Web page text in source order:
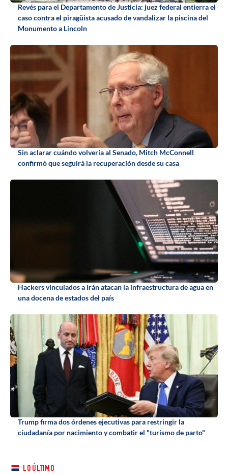
Revés para el Departamento de Justicia: juez federal entierra el
caso contra el piragüista acusado de vandalizar la piscina del
Monumento a Lincoln
Sin aclarar cuándo volvería al Senado, Mitch McConnell
confirmó que seguirá la recuperación desde su casa
Hackers vinculados a Irán atacan la infraestructura de agua en
una docena de estados del país
Trump firma dos órdenes ejecutivas para restringir la
ciudadanía por nacimiento y combatir el "turismo de parto"
LO ÚLTIMO